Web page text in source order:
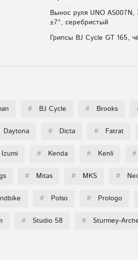
Вынос руля UNO
±7°, серебристый
Грипсы BJ Cycle GT 165,
# BJ Cycle # Brooks
Daytona # Dicta # Fatrat
Izumi # Kenda # Kenli #
# Mitas # MKS #
# Polso # Prologo
# Studio 58 # Sturmey-